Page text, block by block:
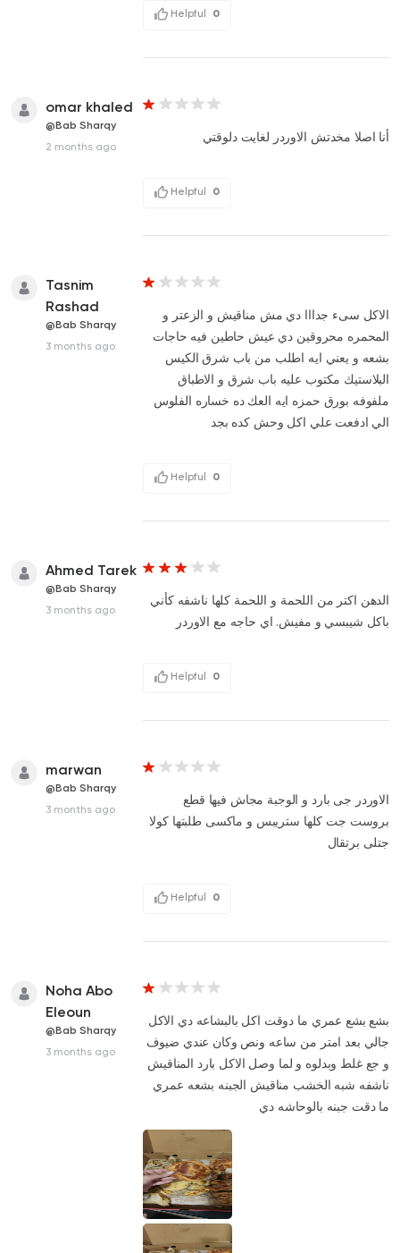
Helpful 0
omar khaled
@Bab Sharqy
2 months ago
أنا اصلا مخدتش الاوردر لغايت دلوقتي
Helpful 0
Tasnim
Rashad
@Bab Sharqy
3 months ago
الاكل سىء جدااا دي مش مناقيش و الزعتر و
المحمره محروقين دي عيش حاطين فيه حاجات
بشعه و يعني ايه اطلب من باب شرق الكيس
البلاستيك مكتوب عليه باب شرق و الاطباق
ملفوفه بورق حمزه ايه العك ده خساره الفلوس
الي ادفعت علي اكل وحش كده بجد
Helpful 0
Ahmed Tarek
@Bab Sharqy
3 months ago
الدهن اكتر من اللحمة و اللحمة كلها ناشفه كأني
باكل شيبسي و مفيش. اي حاجه مع الاوردر
Helpful 0
marwan
@Bab Sharqy
3 months ago
الاوردر جى بارد و الوجبة مجاش فيها قطع
بروست جت كلها ستريبس و ماكسى طلبتها كولا
جتلى برتقال
Helpful 0
Noha Abo
Eleoun
@Bab Sharqy
3 months ago
بشع بشع عمري ما دوقت اكل بالبشاعه دي الاكل
جالي بعد امتر من ساعه ونص وكان عندي ضيوف
و جع غلط وبدلوه و لما وصل الاكل بارد المناقيش
ناشفه شبه الخشب مناقيش الجبنه بشعه عمري
ما دقت جبنه بالوحاشه دي